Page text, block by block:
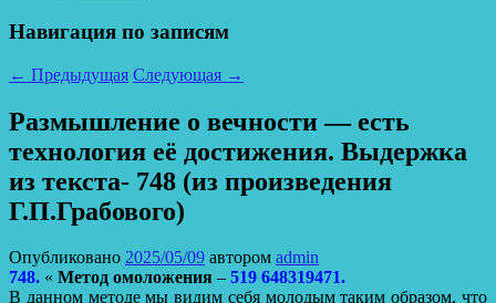
Навигация по записям
← Предыдущая Следующая →
Размышление о вечности — есть
технология её достижения. Выдержка
из текста- 748 (из произведения
Г.П.Грабового)
Опубликовано 2025/05/09 автором admin
748. « Метод омоложения – 519 648319471.
В данном методе мы видим себя молодым таким образом, что